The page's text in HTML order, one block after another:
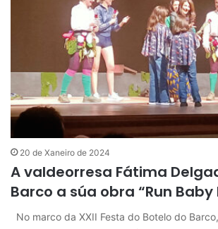
20 de Xaneiro de 2024
A valdeorresa Fátima
Barco a súa obra “Run Baby
No marco da XXII Festa do Botelo do